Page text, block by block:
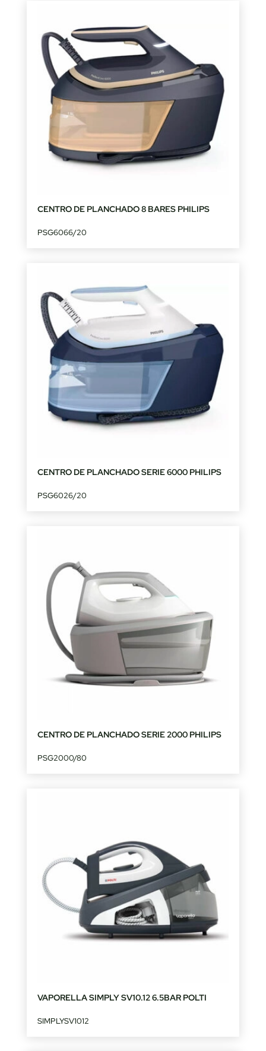
CENTRO DE PLANCHADO 8 BARES PHILIPS
PSG6066/20
CENTRO DE PLANCHADO SERIE 6000 PHILIPS
PSG6026/20
CENTRO DE PLANCHADO SERIE 2000 PHILIPS
PSG2000/80
VAPORELLA SIMPLY SV10.12 6.5BAR POLTI
SIMPLYSV1012